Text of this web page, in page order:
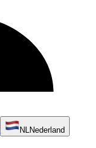
NL
Nederland